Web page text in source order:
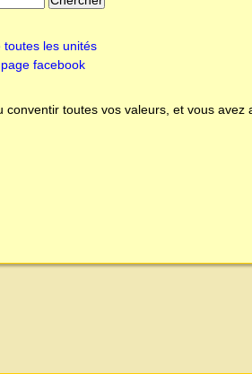
toutes les unités
facebook
conventir toutes vos valeurs, et vous avez